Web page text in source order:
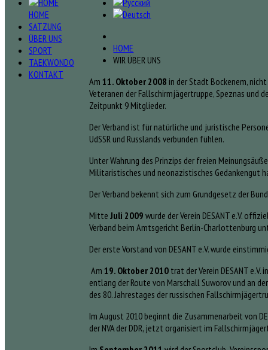
HOME
SATZUNG
ÜBER UNS
SPORT
TAEKWONDO
KONTAKT
HOME
WIR ÜBER UNS
Am 11. Oktober 2008 in der Stadt Bockenem,
Veteranen der Fallschirmjägertruppe, Speznas und
Zeitpunkt 9 Mitglieder.
Der Verband ist für natürliche und juristische
UdSSR und Russlands verbunden fühlen.
Unter Wahrung des Prinzips der freien
Militaristisches und neonazistisches Gedankengut
Der Verband bekennt sich zum Grundgesetz der
MitteJuli 2009 wurde der Verein DESANT e.V.
Verband beim Amtsgericht Berlin-Charlottenburg
Der erste Vorstand von DESANT e.V. wurde
Am 19. Oktober 2010 trat der Verein DESANT
entlang der Route von Marschall Suworov und an
des 80. Jahrestages der russischen
Im August 2010 beginnt die Zusammenarbeit von
der NVA der DDR, jetzt organisiert im